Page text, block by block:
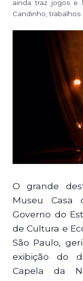
ainda traz jogos e
Candinho,
O grande
Museu Casa
Governo do
de Cultura e
São Paulo,
exibição do
Capela da